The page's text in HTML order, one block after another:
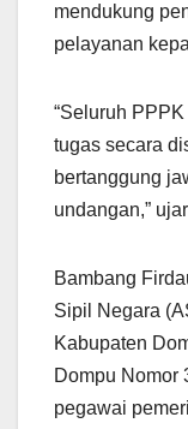
mendukung
pelayanan
“Seluruh
tugas secara
bertanggung
undangan,”
Bambang
Sipil Negara
Kabupaten
Dompu Nomor
pegawai